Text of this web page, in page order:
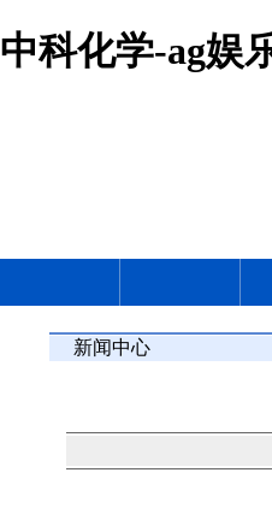
中科化学-ag娱
新闻中心